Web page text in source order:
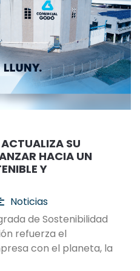
SU
HACIA UN
Y
Noticias
de Sostenibilidad
refuerza el
con el planeta, la